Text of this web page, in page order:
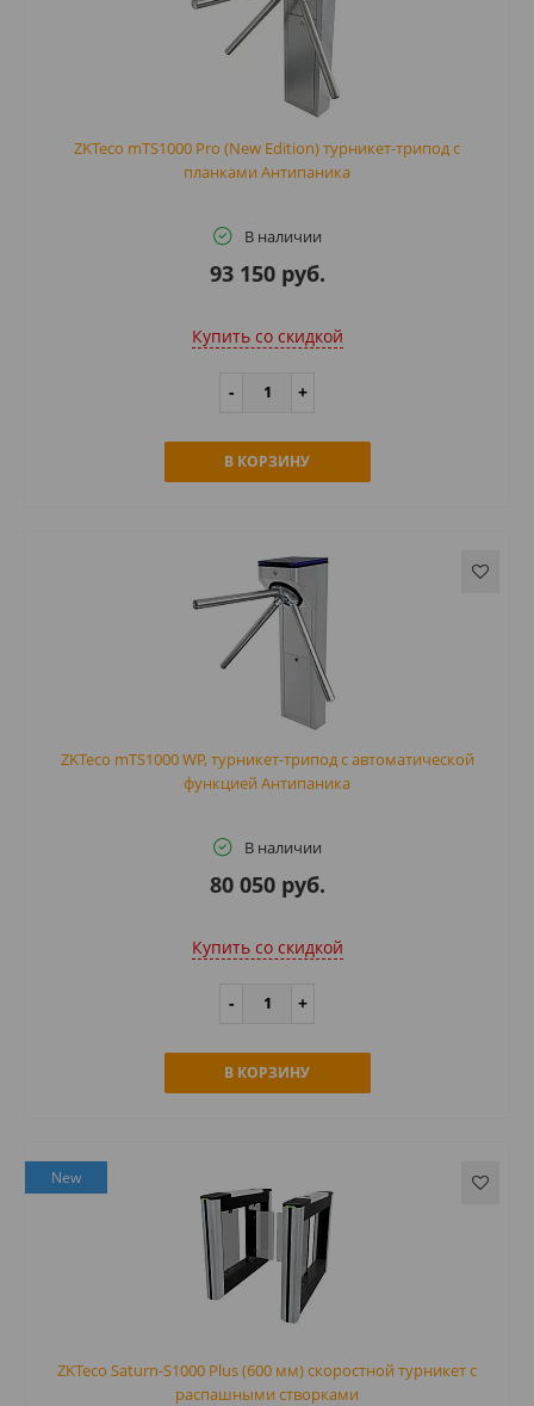
ZKTeco mTS1000 Pro (New Edition) турникет-трипод c
планками Антипаника
В наличии
93 150 руб.
Купить cо скидкой
В КОРЗИНУ
ZKTeco mTS1000 WP, турникет-трипод с автоматической
функцией Антипаника
В наличии
80 050 руб.
Купить cо скидкой
В КОРЗИНУ
New
ZKTeco Saturn-S1000 Plus (600 мм) скоростной турникет с
распашными створками